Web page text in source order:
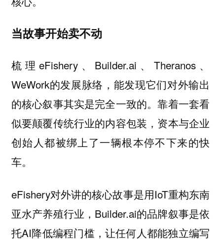
当故事开始卖不动
梳理eFishery、Builder.ai、Theranos、
WeWork的发展脉络，能发现它们对外输出
的核心叙事其实是完全一致的。靠着一套看
似要颠覆传统行业的内容包装，资本与企业
创始人都被绑上了一辆根本停不下来的快
车。
eFishery对外讲的核心故事是用IoT重构东南
亚水产养殖行业，Builder.ai的品牌叙事是依
托AI降低编程门槛，让任何人都能独立编写